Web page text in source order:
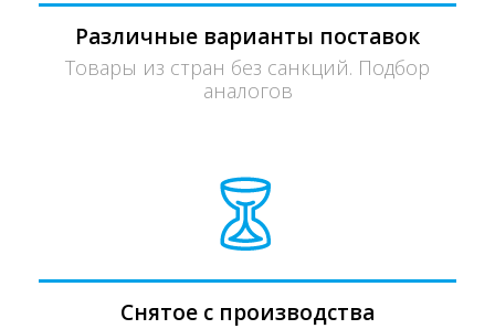
Различные варианты поставок
Товары из стран без санкций. Подбор
аналогов
Снятое с производства